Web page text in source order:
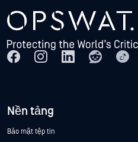
Nền tảng
Bảo mật tệp tin